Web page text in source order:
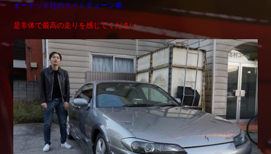
Blog
Shop info.
店舗紹介
Company
会社概要
オーテック社のライトチューン車、
是非体で最高の走りを感じてください。